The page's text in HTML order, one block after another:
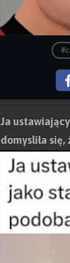
Ja
domysliła się,